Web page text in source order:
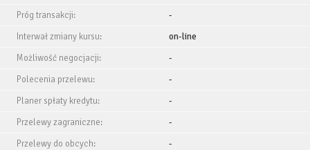
Próg transakcji:
-
Interwał zmiany kursu:
on-line
Możliwość negocjacji:
-
Polecenia przelewu:
-
Planer spłaty kredytu:
-
Przelewy zagraniczne:
-
Przelewy do obcych:
-